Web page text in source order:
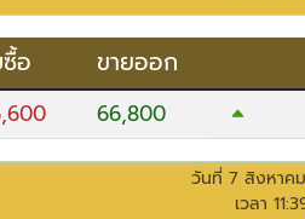
อ ขายออก
66,800
วันที่ 7 สิงหาค
เวลา